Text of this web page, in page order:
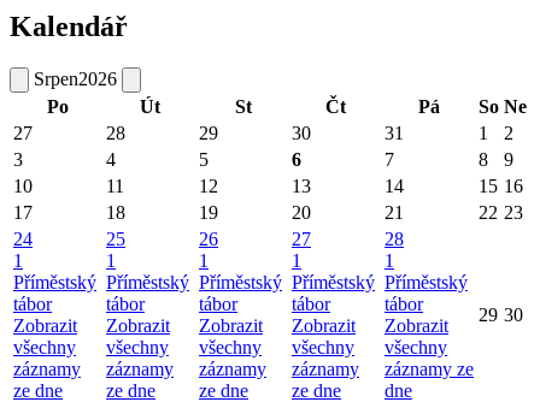
Kalendář
Srpen2026
Po
Út St Čt Pá So Ne
27
28 29 30 31 1
2
3
4 5 6 7 8
9
10
11 12 13 14 15 16
17
18 19 20 21 22 23
24
1
Příměstský
tábor
Zobrazit
všechny
záznamy
ze dne
25
1
Příměstský
tábor
Zobrazit
všechny
záznamy
ze dne
26
1
Příměstský
tábor
Zobrazit
všechny
záznamy
ze dne
27
1
Příměstský
tábor
Zobrazit
všechny
záznamy
ze dne
28
1
Příměstský
tábor
Zobrazit
všechny
záznamy ze
dne
29 30